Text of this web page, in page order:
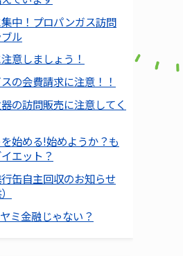
中！プロパンガス訪問
ル
意しましょう！
の会費請求に注意！！
の訪問販売に注意してく
始める!始めようか？も
エット？
缶自主回収のお知らせ
ミ金融じゃない？